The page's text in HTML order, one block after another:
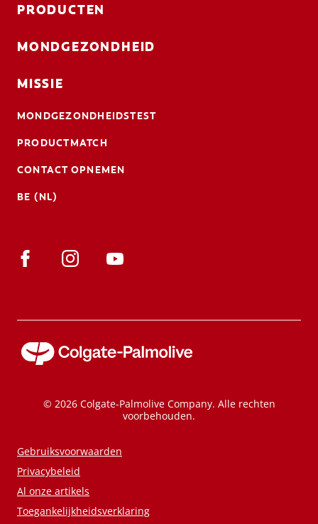
PRODUCTEN
MONDGEZONDHEID
MISSIE
MONDGEZONDHEIDSTEST
PRODUCTMATCH
CONTACT OPNEMEN
BE (NL)
© 2026 Colgate-Palmolive Company. Alle rechten
voorbehouden.
Gebruiksvoorwaarden
Privacybeleid
Al onze artikels
Toegankelijkheidsverklaring